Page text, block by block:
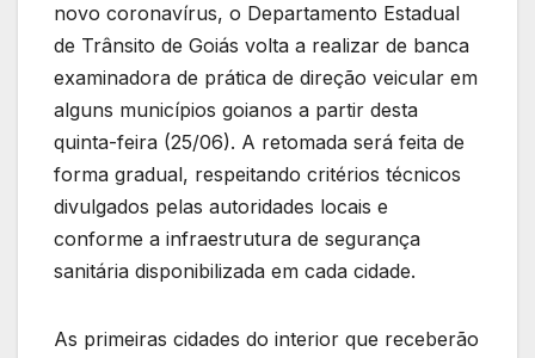
novo coronavírus, o Departamento Estadual
de Trânsito de Goiás volta a realizar de banca
examinadora de prática de direção veicular em
alguns municípios goianos a partir desta
quinta-feira (25/06). A retomada será feita de
forma gradual, respeitando critérios técnicos
divulgados pelas autoridades locais e
conforme a infraestrutura de segurança
sanitária disponibilizada em cada cidade.
As primeiras cidades do interior que receberão